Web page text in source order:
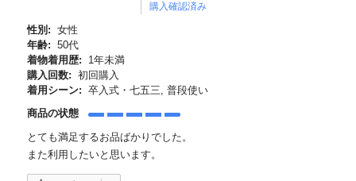
購入確認済み
性別: 女性
年齢: 50代
着物着用歴:
1年未満
購入回数: 初回購入
着用シーン: 卒入式・七五三, 普段使い
商品の状態
とても満足するお品ばかりでした。
また利用したいと思います。